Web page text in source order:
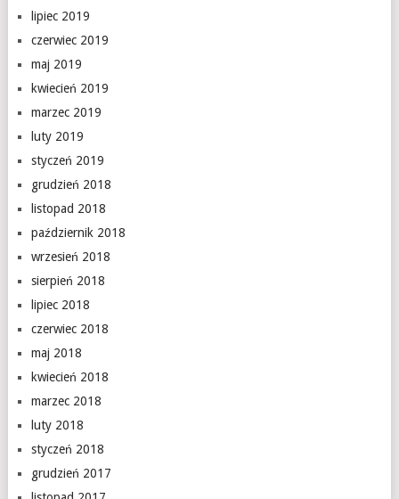
lipiec 2019
czerwiec 2019
maj 2019
kwiecień 2019
marzec 2019
luty 2019
styczeń 2019
grudzień 2018
listopad 2018
październik 2018
wrzesień 2018
sierpień 2018
lipiec 2018
czerwiec 2018
maj 2018
kwiecień 2018
marzec 2018
luty 2018
styczeń 2018
grudzień 2017